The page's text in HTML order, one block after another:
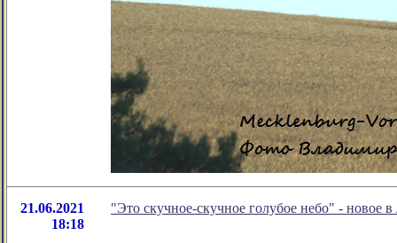
21.06.2021
18:18
"Это скучное-скучное голубое небо" - новое